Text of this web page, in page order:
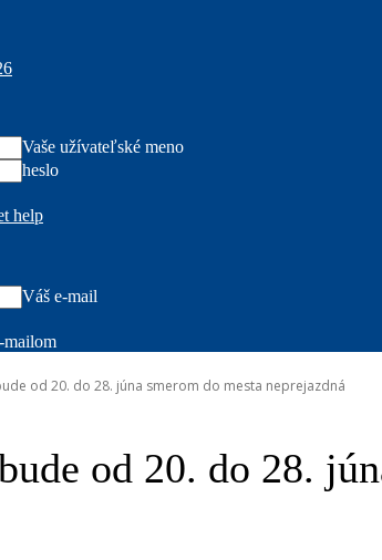
Vaše užívateľské meno
heslo
help
Váš e-mail
mailom
od 20. do 28. júna smerom do mesta neprejazdná
od 20. do 28.